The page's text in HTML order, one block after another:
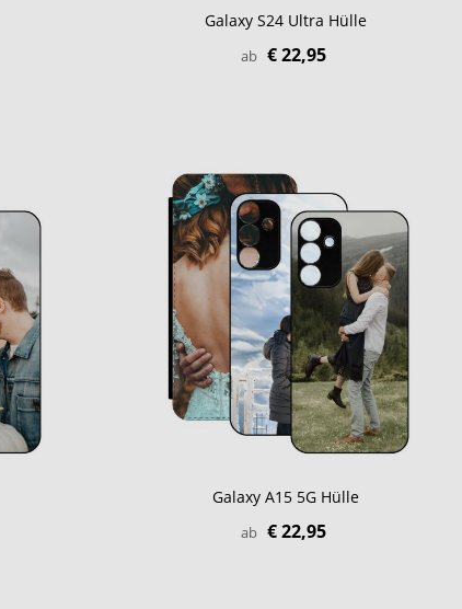
Galaxy S24 Ultra Hülle
ab € 22,95
Galaxy A15 5G Hülle
ab € 22,95